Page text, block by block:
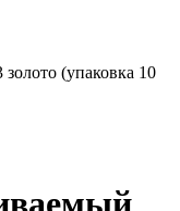
(упаковка 10